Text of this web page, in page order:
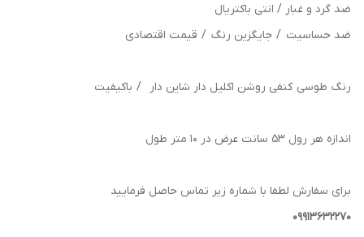
ضد گرد و غبار / انتی باکتریال
ضد حساسیت / جایگزین رنگ / قیمت اقتصادی
رنگ طوسی کنفی روشن اکلیل دار شاین دار / باکیفیت
اندازه هر رول 53 سانت عرض در 10 متر طول
برای سفارش لطفا با شماره زیر تماس حاصل فرمایید
09913632270